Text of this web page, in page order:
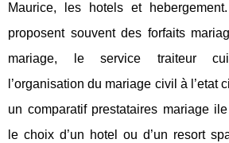
Maurice, les hotels et
proposent souvent des forfaits
mariage, le service traiteur
l’organisation du mariage civil à l’etat
un comparatif prestataires mariage
le choix d’un hotel ou d’un resort